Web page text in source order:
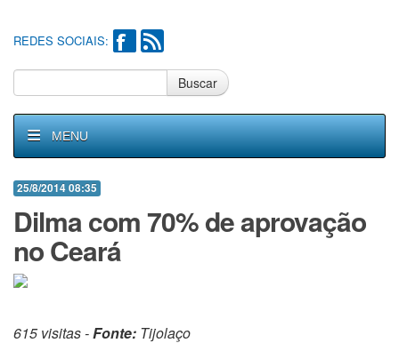
REDES SOCIAIS:
Buscar
MENU
25/8/2014 08:35
Dilma com 70% de aprovação
no Ceará
615 visitas -Fonte: Tijolaço